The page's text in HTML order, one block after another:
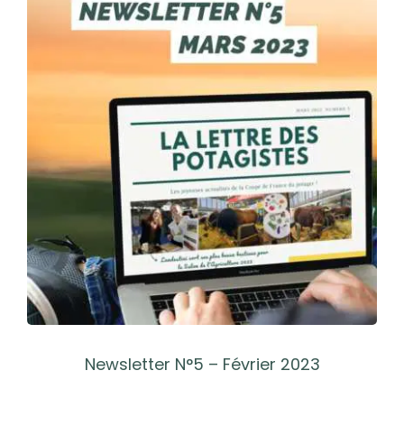
l'image
Newsletter N°5 – Février 2023